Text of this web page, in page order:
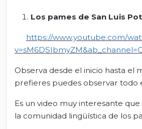
Los pames de San Luis
https://www.youtube.com/
Observa desde el inicio hasta el
prefieres puedes observar todo
Es un video muy interesante
la comunidad lingüística de los